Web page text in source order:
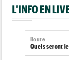
L'INFO EN
Route
Quels seront